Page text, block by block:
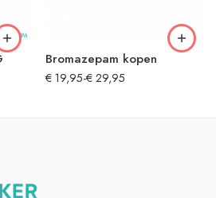
Bromazepam kopen
€19,95-€29,95